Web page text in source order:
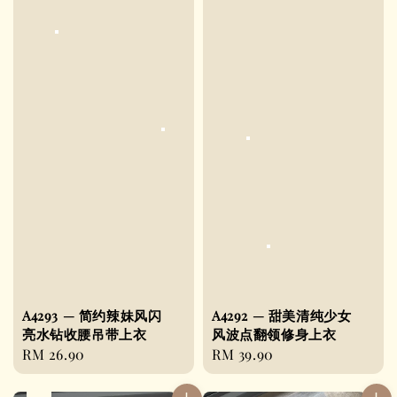
A4293 — 简约辣妹风闪
亮水钻收腰吊带上衣
Regular
price
RM 26.90
A4292 — 甜美清纯少女
风波点翻领修身上衣
Regular
price
RM 39.90